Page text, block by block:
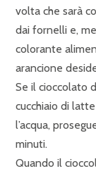
volta che sarà
dai fornelli e,
colorante
arancione
Se il cioccolato
cucchiaio di
l’acqua,
minuti.
Quando il